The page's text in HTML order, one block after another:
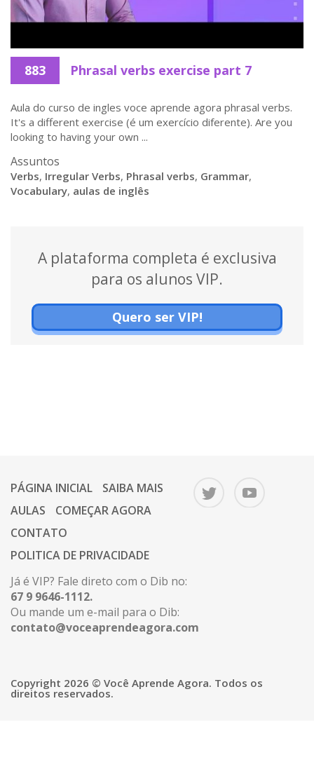
883 Phrasal verbs exercise part 7
Aula do curso de ingles voce aprende agora phrasal verbs.
It's a different exercise (é um exercício diferente). Are you
looking to having your own ...
Assuntos
Verbs, Irregular Verbs, Phrasal verbs, Grammar,
Vocabulary, aulas de inglês
A plataforma completa é exclusiva
para os alunos VIP.
Quero ser VIP!
PÁGINA INICIAL
SAIBA MAIS
AULAS
COMEÇAR AGORA
CONTATO
POLITICA DE PRIVACIDADE
Já é VIP? Fale direto com o Dib no:
67 9 9646-1112.
Ou mande um e-mail para o Dib:
contato@voceaprendeagora.com
Copyright 2026 © Você Aprende Agora. Todos os
direitos reservados.